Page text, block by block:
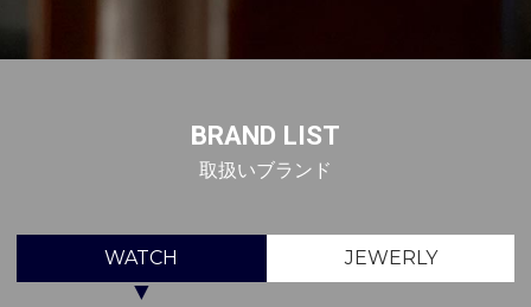
BRAND LIST
取扱いブランド
WATCH JEWERLY
▼